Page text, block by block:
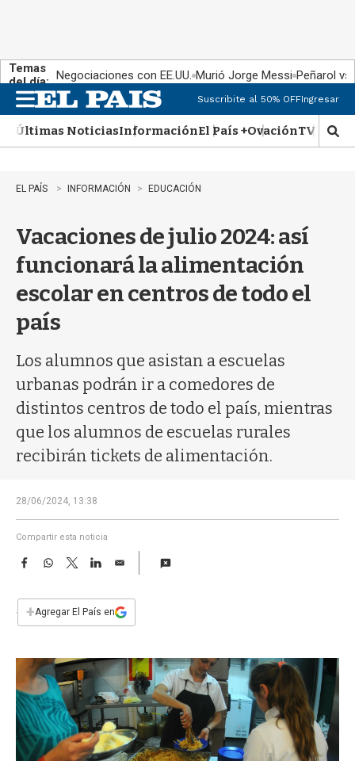
Temas
del día: Negociaciones con EE.UU. Murió Jorge Messi Peñarol
n
u
Suscribite al 50% OFFIngresar
Últimas NoticiasInformaciónEl País +OvaciónTV Show
M
o
EL PAÍS INFORMACIÓN EDUCACIÓN
Vacaciones de julio 2024: así
funcionará la alimentación
escolar en centros de todo el
país
Los alumnos que asistan a escuelas
urbanas podrán ir a comedores de
distintos centros de todo el país, mientras
que los alumnos de escuelas rurales
recibirán tickets de alimentación.
28/06/2024, 13:38
Compartir esta noticia
F
e
b
k
W
s
p
T
w
t
L
n
E
i
l
+Agregar El País en